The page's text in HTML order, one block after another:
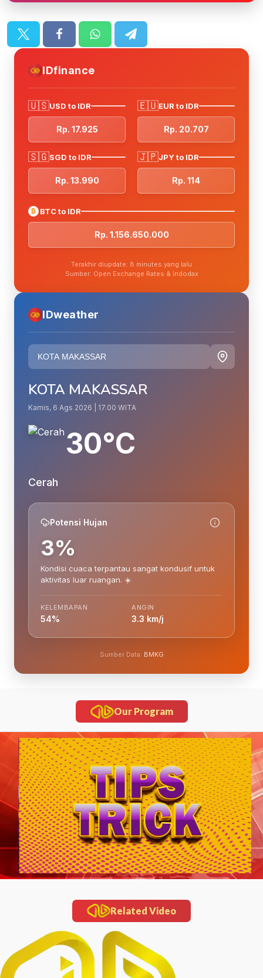
IDfinance
🇺🇸USD to IDR
Rp. 17.925
🇪🇺EUR to IDR
Rp. 20.707
🇸🇬SGD to IDR
Rp. 13.990
🇯🇵JPY to IDR
Rp. 114
₿ BTC to IDR
Rp. 1.156.650.000
Terakhir diupdate: 8 minutes yang lalu
Sumber: Open Exchange Rates & Indodax
IDweather
KOTA MAKASSAR
Kamis, 6 Ags 2026 | 17.00 WITA
30°C
Cerah
Potensi Hujan
3%
Kondisi cuaca terpantau sangat kondusif untuk
aktivitas luar ruangan. ☀️
KELEMBAPAN
54%
ANGIN
3.3 km/j
Sumber Data: BMKG
Our Program
Related Video